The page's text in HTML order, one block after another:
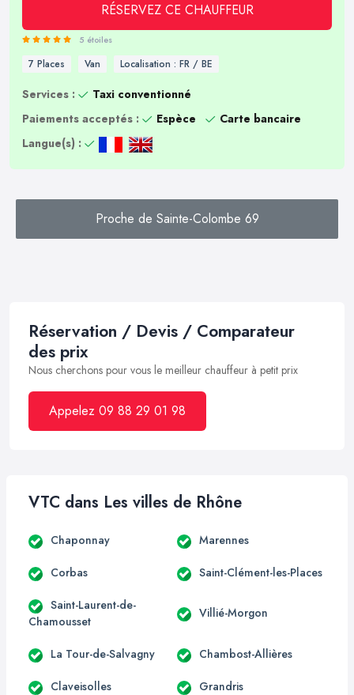
RÉSERVEZ CE CHAUFFEUR
5 étoiles
7 Places Van Localisation : FR / BE
Services :
Taxi conventionné
Paiements acceptés :
Espèce
Carte bancaire
Langue(s) :
Proche de Sainte-Colombe 69
Réservation / Devis / Comparateur
des prix
Nous cherchons pour vous le meilleur chauffeur à petit prix
Appelez 09 88 29 01 98
VTC dans Les villes de Rhône
Chaponnay Marennes
Corbas Saint-Clément-les-Places
Saint-Laurent-de-
Chamousset
Villié-Morgon
La Tour-de-Salvagny Chambost-Allières
Claveisolles Grandris